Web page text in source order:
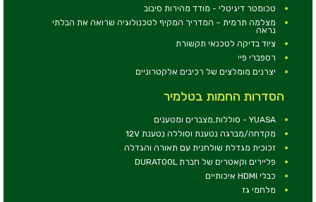
טכומטר דיגיטלי - מודד מהירות סיבוב
מצלמה תרמית – המדריך המקיף לטכנולוגיה שרואה את הבלתי
נראה
ציוד בדיקה לטכנאי תקשורת
רספברי פיי
יצרנים מומלצים של רכיבים אלקטרוניים
הסדרות החמות בטלמיר
YUASA - סוללות,מצברים ומטענים
מקדחה/מברגה נטענת וסוללה נטענת 12V
זכוכית מגדלת שולחנית עם תאורה והגדלה
פליירים וקאטרים של חברת DURATOOL
כבלי HDMI איכותיים
מלחמי גז